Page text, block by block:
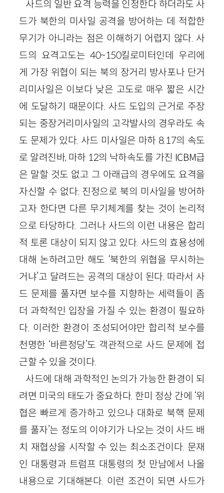
사드의 일반 요격 능력을 인정한다 하더라도 사
드가 북한의 미사일 공격을 방어하는 데 적합한
무기가 아니라는 점은 이해하기 어렵지 않다. 사
드의 요격고도는 40~150킬로미터인데 우리에
게 가장 위협이 되는 북의 장거리 방사포나 단거
리미사일은 이보다 낮은 고도로 매우 짧은 시간
에 도달하기 때문이다. 사드 도입의 근거로 주장
되는 중장거리미사일의 고각발사의 경우라도 속
도 문제가 있다. 사드 미사일은 마하 8.17의 속도
로 알려진바, 마하 12의 낙하속도를 가진 ICBM급
은 말할 것도 없고 그 아래급의 경우에도 요격을
자신할 수 없다. 진정으로 북의 미사일을 방어하
고자 한다면 다른 무기체계를 찾는 것이 논리적
으로 타당하다. 그러나 사드의 이런 내용은 합리
적 토론 대상이 되지 않고 있다. 사드의 효용성에
대해 논하려고만 해도 ‘북한의 위협을 무시하는
거냐’고 달려드는 공격의 대상이 된다. 따라서 사
드 문제를 풀자면 보수를 지향하는 세력들이 좀
더 과학적인 입장을 가질 수 있는 환경이 필요하
다. 이러한 환경이 조성되어야만 합리적 보수를
천명한 ‘바른정당’도 객관적으로 사드 문제에 접
근할 수 있을 것이다.
사드에 대해 과학적인 논의가 가능한 환경이 되
려면 미국의 태도가 중요하다. 한미 정상 간에 ‘위
협은 빠르게 증가하고 있으나 대화로 북핵 문제
를 풀자’는 정도의 이야기가 나오는 것이 사드 배
치 재협상을 시작할 수 있는 최소조건이다. 문재
인 대통령과 트럼프 대통령의 첫 만남에서 나올
내용으로 기대해본다. 이런 조건이 되면 사드가